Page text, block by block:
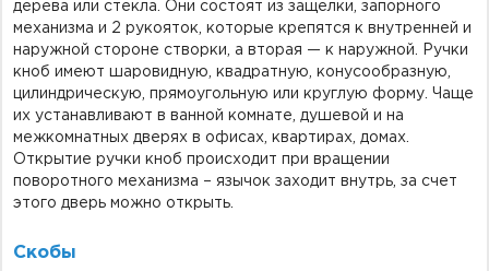
дерева или стекла. Они состоят из защелки, запорного
механизма и 2 рукояток, которые крепятся к внутренней и
наружной стороне створки, а вторая — к наружной. Ручки
кноб имеют шаровидную, квадратную, конусообразную,
цилиндрическую, прямоугольную или круглую форму. Чаще
их устанавливают в ванной комнате, душевой и на
межкомнатных дверях в офисах, квартирах, домах.
Открытие ручки кноб происходит при вращении
поворотного механизма – язычок заходит внутрь, за счет
этого дверь можно открыть.
Скобы